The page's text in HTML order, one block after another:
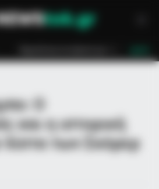
Ο
και η ιστορική
λίστα των Σκόρερ